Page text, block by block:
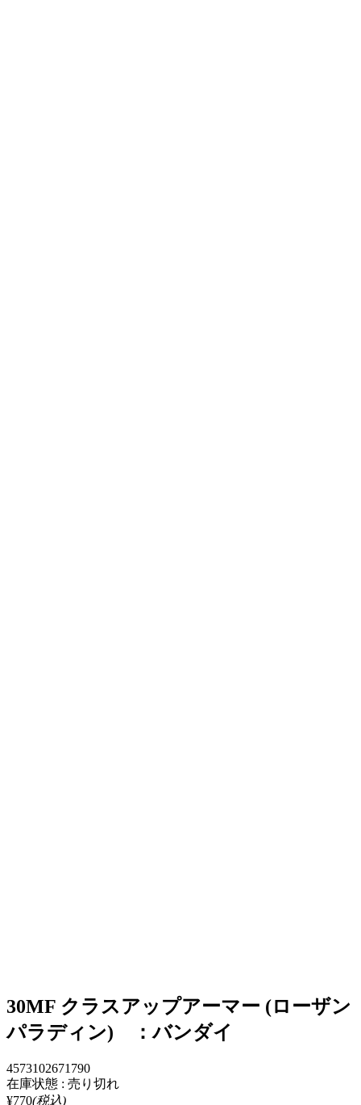
30MF クラスアップアーマー (ローザン
パラディン) ：バンダイ
4573102671790
在庫状態 : 売り切れ
¥770(税込)